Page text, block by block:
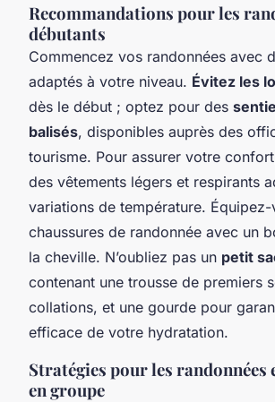
Recommandations pour les
débutants
Commencez vos randonnées avec
adaptés à votre niveau. Évitez les
dès le début ; optez pour des
balisés, disponibles auprès des
tourisme. Pour assurer votre
des vêtements légers et respirants
variations de température.
chaussures de randonnée avec un
la cheville. N’oubliez pas un petit
contenant une trousse de premiers
collations, et une gourde pour
efficace de votre hydratation.
Stratégies pour les randonnées
en groupe